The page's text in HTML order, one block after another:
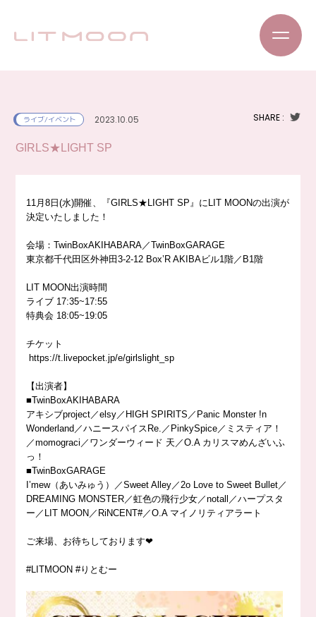
ライブ/イベント 2023.10.05 SHARE :
GIRLS★LIGHT SP
11月8日(水)開催、『GIRLS★LIGHT SP』にLIT MOONの出演が
決定いたしました！
会場：TwinBoxAKIHABARA／TwinBoxGARAGE
東京都千代田区外神田3-2-12 Box’R AKIBAビル1階／B1階
LIT MOON出演時間
ライブ 17:35~17:55
特典会 18:05~19:05
チケット
https://t.livepocket.jp/e/girlslight_sp
【出演者】
■TwinBoxAKIHABARA
アキシブproject／elsy／HIGH SPIRITS／Panic Monster !n
Wonderland／ハニースパイスRe.／PinkySpice／ミスティア！
／momograci／ワンダーウィード 天／O.A カリスマめんざいふ
っ！
■TwinBoxGARAGE
I’mew（あいみゅう）／Sweet Alley／2o Love to Sweet Bullet／
DREAMING MONSTER／虹色の飛行少女／notall／ハープスタ
ー／LIT MOON／RiNCENT#／O.A マイノリティアラート
ご来場、お待ちしております❤︎
#LITMOON #りとむー